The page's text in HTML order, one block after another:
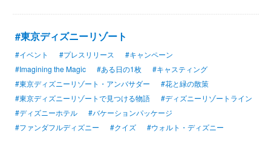
#東京ディズニーリゾート
#イベント #プレスリリース
#キャンペーン
#Imagining the Magic
#ある日の1枚
#キャスティング
#東京ディズニーリゾート・アンバサダー
#花と緑の散策
#東京ディズニーリゾートで見つける物語
#ディズニーリゾートライン
#ディズニーホテル
#バケーションパッケージ
#ファンダフルディズニー
#クイズ #ウォルト・ディズニー